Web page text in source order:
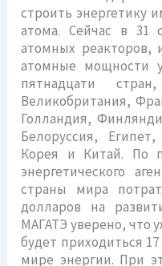
строить энергетику
атома. Сейчас в 31
атомных реакторов,
атомные мощности
пятнадцати
Великобритания,
Голландия,
Белоруссия,
Корея и Китай. По
энергетического
страны мира
долларов на
МАГАТЭ уверено, что
будет приходиться
мире энергии. При